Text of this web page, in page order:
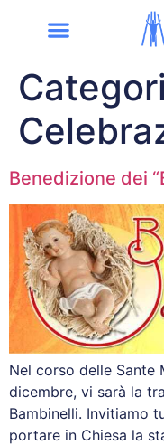
Benedizione dei
Nel corso delle Sante
dicembre, vi sarà la
Bambinelli. Invitiamo
portare in Chiesa la